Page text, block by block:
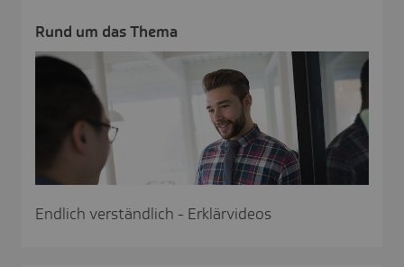
Rund um das Thema
Endlich verständlich - Erklärvideos